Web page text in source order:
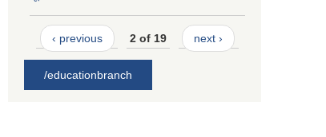
‹ previous 2 of 19 next ›
/educationbranch